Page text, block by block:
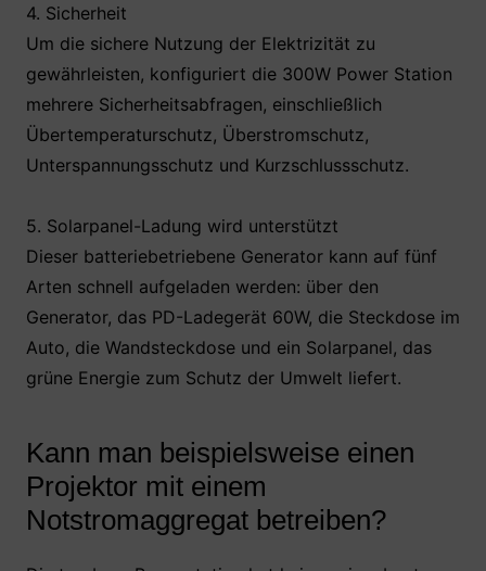
4. Sicherheit
Um die sichere Nutzung der Elektrizität zu
gewährleisten, konfiguriert die 300W Power Station
mehrere Sicherheitsabfragen, einschließlich
Übertemperaturschutz, Überstromschutz,
Unterspannungsschutz und Kurzschlussschutz.
5. Solarpanel-Ladung wird unterstützt
Dieser batteriebetriebene Generator kann auf fünf
Arten schnell aufgeladen werden: über den
Generator, das PD-Ladegerät 60W, die Steckdose im
Auto, die Wandsteckdose und ein Solarpanel, das
grüne Energie zum Schutz der Umwelt liefert.
Kann man beispielsweise einen
Projektor mit einem
Notstromaggregat betreiben?